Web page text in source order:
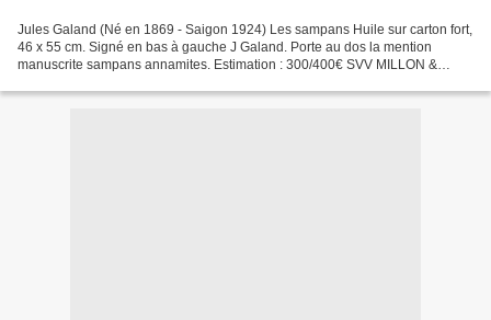
Jules Galand (Né en 1869 - Saigon 1924) Les sampans Huile sur carton fort,
46 x 55 cm. Signé en bas à gauche J Galand. Porte au dos la mention
manuscrite sampans annamites. Estimation : 300/400€ SVV MILLON &